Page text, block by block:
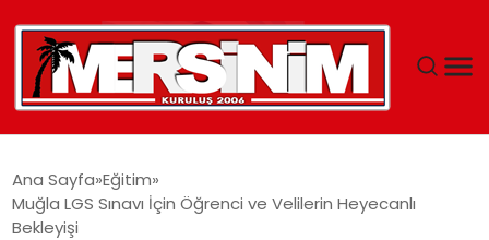
YAŞAM
Ana Sayfa Eğitim
Muğla LGS Sınavı İçin Öğrenci ve Velilerin Heyecanlı
Bekleyişi